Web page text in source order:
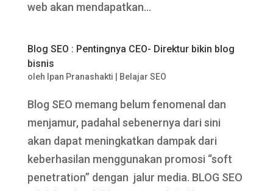
web akan mendapatkan...
Blog SEO : Pentingnya CEO- Direktur bikin blog
bisnis
oleh Ipan Pranashakti Belajar SEO
Blog SEO memang belum fenomenal dan
menjamur, padahal sebenernya dari sini
akan dapat meningkatkan dampak dari
keberhasilan menggunakan promosi “soft
penetration” dengan jalur media. BLOG SEO